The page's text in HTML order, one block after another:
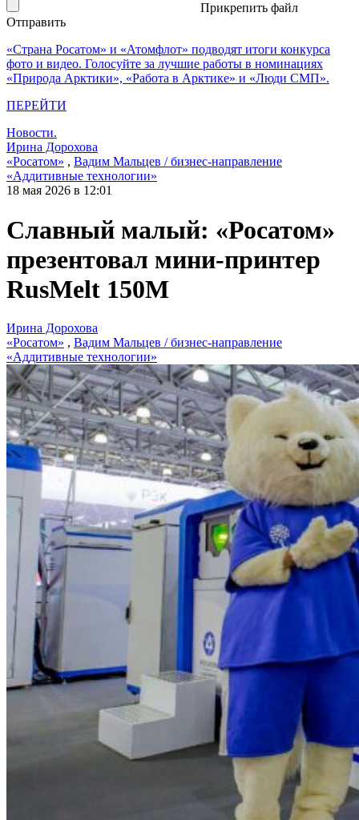
Прикрепить файл
Отправить
«Страна Росатом» и «Атомфлот» подводят итоги конкурса
фото и видео. Голосуйте за лучшие работы в номинациях
«Природа Арктики», «Работа в Арктике» и «Люди СМП».
ПЕРЕЙТИ
Новости.
Ирина Дорохова
«Росатом» , Вадим Мальцев / бизнес-направление
«Аддитивные технологии»
18 мая 2026 в 12:01
Славный малый: «Росатом»
презентовал мини-принтер
RusMelt 150М
Ирина Дорохова
«Росатом» , Вадим Мальцев / бизнес-направление
«Аддитивные технологии»